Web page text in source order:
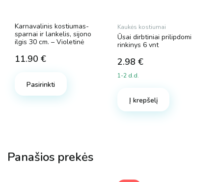
Karnavalinis kostiumas-
sparnai ir lankelis, sijono
ilgis 30 cm. – Violetinė
11.90 €
Pasirinkti
Kaukės kostiumai
Ūsai dirbtiniai prilipdomi
rinkinys 6 vnt
2.98 €
1-2 d.d.
Į krepšelį
Panašios prekės